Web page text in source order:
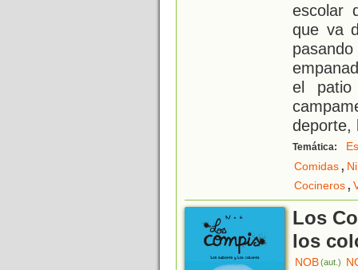
escolar
que va
el
deporte,
Temática:
Comidas,
Cocineros,
Los
los
NOB(aut.)